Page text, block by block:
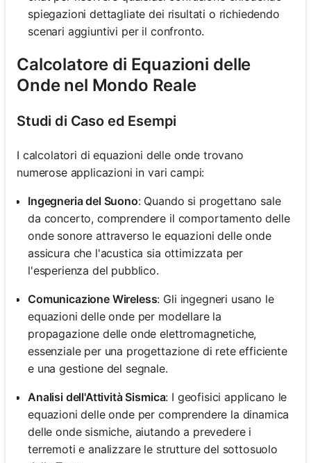
spiegazioni dettagliate dei risultati o richiedendo
scenari aggiuntivi per il confronto.
Calcolatore di Equazioni delle
Onde nel Mondo Reale
Studi di Caso ed Esempi
I calcolatori di equazioni delle onde trovano
numerose applicazioni in vari campi:
Ingegneria del Suono: Quando si progettano sale
da concerto, comprendere il comportamento delle
onde sonore attraverso le equazioni delle onde
assicura che l'acustica sia ottimizzata per
l'esperienza del pubblico.
Comunicazione Wireless: Gli ingegneri usano le
equazioni delle onde per modellare la
propagazione delle onde elettromagnetiche,
essenziale per una progettazione di rete efficiente
e una gestione del segnale.
Analisi dell'Attività Sismica: I geofisici applicano le
equazioni delle onde per comprendere la dinamica
delle onde sismiche, aiutando a prevedere i
terremoti e analizzare le strutture del sottosuolo